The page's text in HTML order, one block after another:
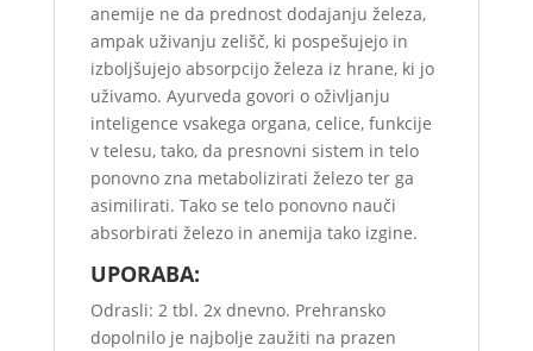
anemije ne da prednost dodajanju železa,
ampak uživanju zelišč, ki pospešujejo in
izboljšujejo absorpcijo železa iz hrane, ki jo
uživamo. Ayurveda govori o oživljanju
inteligence vsakega organa, celice, funkcije
v telesu, tako, da presnovni sistem in telo
ponovno zna metabolizirati železo ter ga
asimilirati. Tako se telo ponovno nauči
absorbirati železo in anemija tako izgine.
UPORABA:
Odrasli: 2 tbl. 2x dnevno. Prehransko
dopolnilo je najbolje zaužiti na prazen